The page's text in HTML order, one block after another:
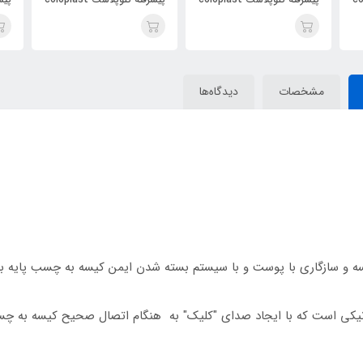
کد 14229
کد 14229
کد
مشخصات دیدگاه‌ها
و سازگاری با پوست و با سیستم بسته شدن ایمن کیسه به چسب پایه
است که با ایجاد صدای "کلیک" به هنگام اتصال صحیح کیسه به